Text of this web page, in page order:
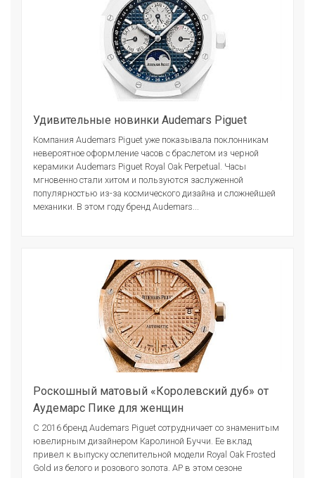
Удивительные новинки Audemars Piguet
Компания Audemars Piguet уже показывала поклонникам
невероятное оформление часов с браслетом из черной
керамики Audemars Piguet Royal Oak Perpetual. Часы
мгновенно стали хитом и пользуются заслуженной
популярностью из-за космического дизайна и сложнейшей
механики. В этом году бренд Audemars...
Роскошный матовый «Королевский дуб» от
Аудемарс Пике для женщин
С 2016 бренд Audemars Piguet сотрудничает со знаменитым
ювелирным дизайнером Каролиной Буччи. Ее вклад
привел к выпуску ослепительной модели Royal Oak Frosted
Gold из белого и розового золота. AP в этом сезоне